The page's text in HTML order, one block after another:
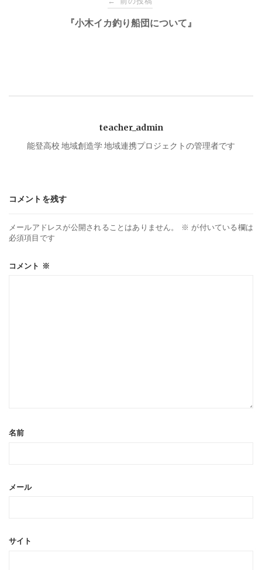
ョ
ン
『小木イカ釣り船団について』
teacher_admin
能登高校 地域創造学 地域連携プロジェクトの管理者です
コメントを残す
メールアドレスが公開されることはありません。 ※ が付いている欄は
必須項目です
コメント ※
名前
メール
サイト